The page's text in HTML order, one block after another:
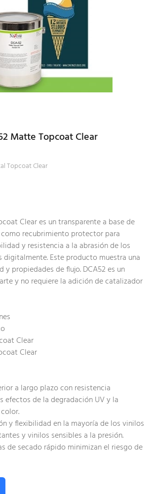
Matte Topcoat Clear
Topcoat Clear
Clear es un transparente a base de
como recubrimiento protector para
y resistencia a la abrasión de los
digitalmente. Este producto muestra una
y propiedades de flujo. DCA52 es un
y no requiere la adición de catalizador
Clear
Clear
a largo plazo con resistencia
efectos de la degradación UV y la
y flexibilidad en la mayoría de los vinilos
y vinilos sensibles a la presión.
de secado rápido minimizan el riesgo de